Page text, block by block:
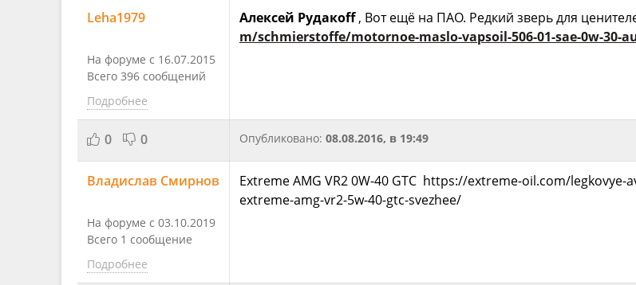
Leha1979
На форуме с 16.07.2015
Всего 396 сообщений
Подробнее
Алексей Рудакоff, Вот ещё на ПАО. Редкий зверь для
m/schmierstoffe/motornoe-maslo-vapsoil-506-01-sae-0w-30-
0 0 Опубликовано: 08.08.2016, в 19:49
Владислав Смирнов
На форуме с 03.10.2019
Всего 1 сообщение
Подробнее
Extreme AMG VR2 0W-40 GTC https://extreme-oil.com/
extreme-amg-vr2-5w-40-gtc-svezhee/